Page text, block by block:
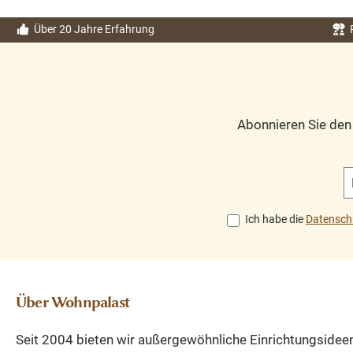
verschiedene Maße erhältlich
Teakholz jedes Möbelstück ein
Über 20 Jahre Erfahrung
Abonnieren Sie den
Ich habe die
Über Wohnpalast
Seit 2004 bieten wir außergewöhnliche